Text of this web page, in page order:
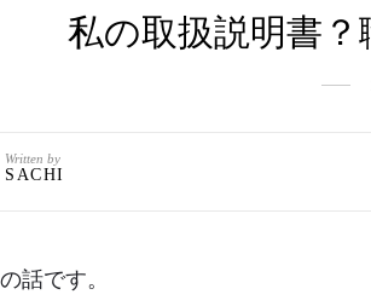
私の取扱説明書
Written by
SACHI
話です。